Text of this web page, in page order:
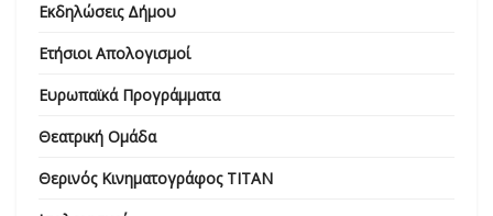
Εκδηλώσεις Δήμου
Ετήσιοι Απολογισμοί
Ευρωπαϊκά Προγράμματα
Θεατρική Ομάδα
Θερινός Κινηματογράφος ΤΙΤΑΝ